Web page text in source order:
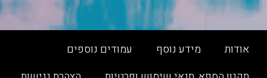
אודות מידע נוסף
עמודים נוספים